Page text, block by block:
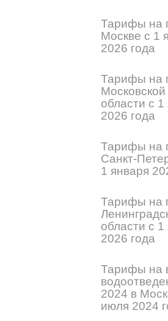
Тарифы на
Москве с 1
2026 года
Тарифы на
Московской
области с 1
2026 года
Тарифы на
Санкт-
1 января
Тарифы на
области с 1
2026 года
Тарифы на
2024 в
июля 2024